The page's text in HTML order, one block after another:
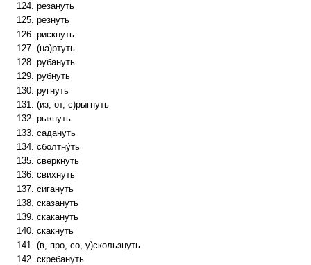
резануть
резнуть
рискнуть
(на)ртуть
рубануть
рубнуть
ругнуть
(из, от, с)рыгнуть
рыкнуть
садануть
сболтну́ть
сверкнуть
свихнуть
сигануть
сказануть
скакануть
скакнуть
(в, про, со, у)скользнуть
скребануть